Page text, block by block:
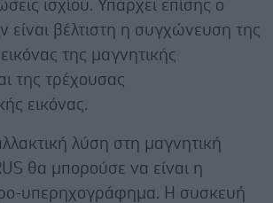
ισχίου. Υπάρχει επίσης ο
είναι βέλτιστη η συγχώνευση της
της μαγνητικής
της τρέχουσας
εικόνας.
λύση στη μαγνητική
θα μπορούσε να είναι η
υπερηχογράφημα. Η συσκευή